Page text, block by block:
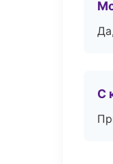
С